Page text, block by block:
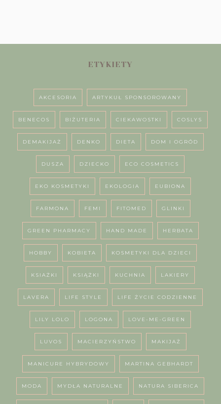
ETYKIETY
AKCESORIA ARTYKUŁ SPONSOROWANY
BENECOS BIŻUTERIA CIEKAWOSTKI COSLYS
DEMAKIJAŻ DENKO DIETA DOM I OGRÓD
DUSZA DZIECKO ECO COSMETICS
EKO KOSMETYKI EKOLOGIA EUBIONA
FARMONA FEMI FITOMED GLINKI
GREEN PHARMACY HAND MADE HERBATA
HOBBY KOBIETA KOSMETYKI DLA DZIECI
KSIAŻKI KSIĄŻKI KUCHNIA LAKIERY
LAVERA LIFE STYLE LIFE ŻYCIE CODZIENNE
LILY LOLO LOGONA LOVE-ME-GREEN
LUVOS MACIERZYŃSTWO MAKIJAŻ
MANICURE HYBRYDOWY MARTINA GEBHARDT
MODA MYDŁA NATURALNE NATURA SIBERICA